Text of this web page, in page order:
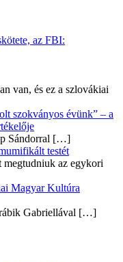
az FBI:
van, és ez a szlovákiai
szokványos évünk” – a
Sándorral […]
testét
megtudniuk az egykori
Magyar Kultúra
Gabriellával […]